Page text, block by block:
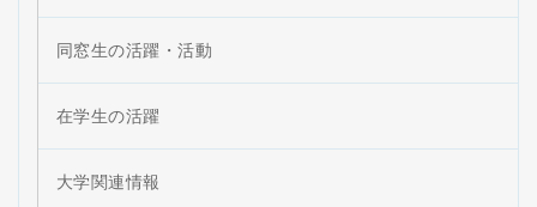
同窓生の活躍・活動
在学生の活躍
大学関連情報